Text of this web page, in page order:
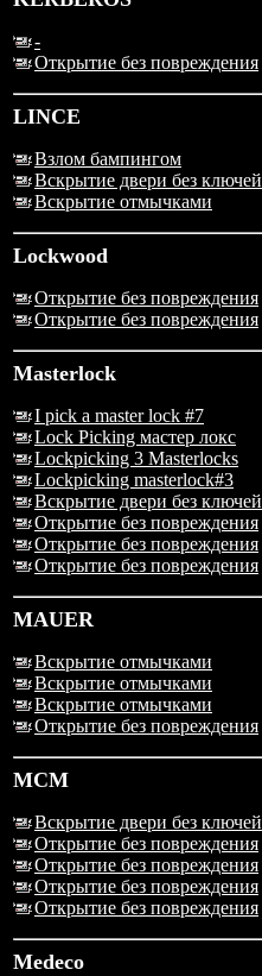
-
Открытие без повреждения
LINCE
Взлом бампингом
Вскрытие двери без ключей
Вскрытие отмычками
Lockwood
Открытие без повреждения
Открытие без повреждения
Masterlock
I pick a master lock #7
Lock Picking мастер локс
Lockpicking 3 Masterlocks
Lockpicking masterlock#3
Вскрытие двери без ключей
Открытие без повреждения
Открытие без повреждения
Открытие без повреждения
MAUER
Вскрытие отмычками
Вскрытие отмычками
Вскрытие отмычками
Открытие без повреждения
MCM
Вскрытие двери без ключей
Открытие без повреждения
Открытие без повреждения
Открытие без повреждения
Открытие без повреждения
Medeco